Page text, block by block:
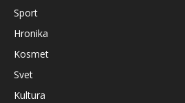
Sport
Hronika
Kosmet
Svet
Kultura